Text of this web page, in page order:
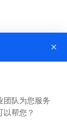
×
团队为您服务
以帮您？